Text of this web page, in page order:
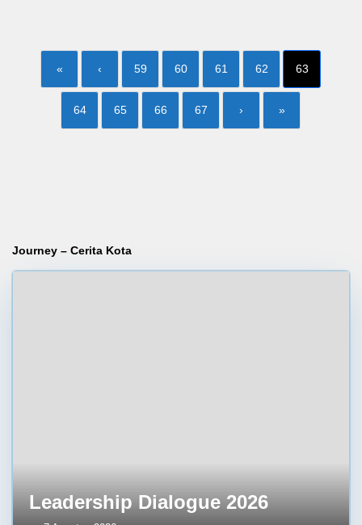
« ‹ 59 60 61 62 63
64 65 66 67 › »
Journey – Cerita Kota
Leadership Dialogue 2026